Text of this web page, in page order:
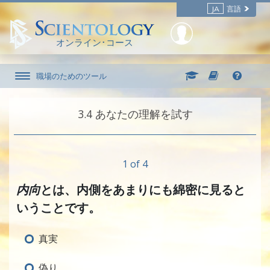
JA 言語
オンライン･コース
職場のためのツール
3.‎4 あなたの理解を試す
1 of 4
内向とは、内側をあまりにも綿密に見ると
いうことです。
真実